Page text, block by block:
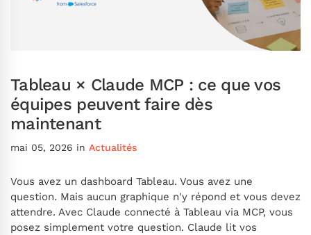
Tableau × Claude MCP : ce que vos
équipes peuvent faire dès
maintenant
mai 05, 2026 in Actualités
Vous avez un dashboard Tableau. Vous avez une
question. Mais aucun graphique n'y répond et vous devez
attendre. Avec Claude connecté à Tableau via MCP, vous
posez simplement votre question. Claude lit vos